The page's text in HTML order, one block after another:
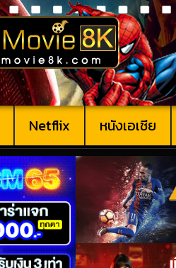
Netflix หนังเอเชีย